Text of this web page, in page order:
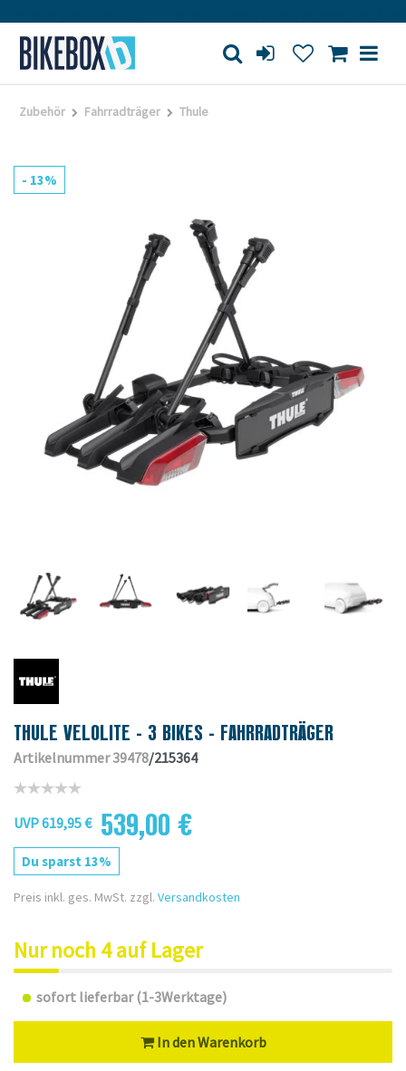
Zubehör Fahrradträger Thule
- 13%
THULE VELOLITE - 3 BIKES - FAHRRADTRÄGER
Artikelnummer 39478/215364
UVP 619,95 € 539,00 €
Du sparst 13%
Preis inkl. ges. MwSt. zzgl. Versandkosten
Nur noch 4 auf Lager
sofort lieferbar (1-3Werktage)
In den Warenkorb